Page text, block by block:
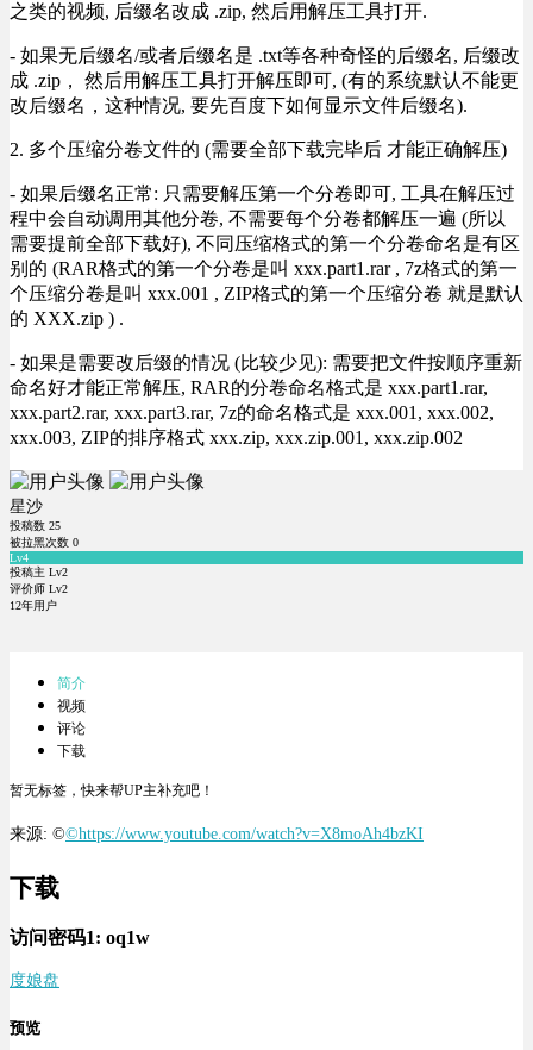
之类的视频, 后缀名改成 .zip, 然后用解压工具打开.
- 如果无后缀名/或者后缀名是 .txt等各种奇怪的后缀名, 后缀改
成 .zip， 然后用解压工具打开解压即可, (有的系统默认不能更
改后缀名，这种情况, 要先百度下如何显示文件后缀名).
2. 多个压缩分卷文件的 (需要全部下载完毕后 才能正确解压)
- 如果后缀名正常: 只需要解压第一个分卷即可, 工具在解压过
程中会自动调用其他分卷, 不需要每个分卷都解压一遍 (所以
需要提前全部下载好), 不同压缩格式的第一个分卷命名是有区
别的 (RAR格式的第一个分卷是叫 xxx.part1.rar , 7z格式的第一
个压缩分卷是叫 xxx.001 , ZIP格式的第一个压缩分卷 就是默认
的 XXX.zip ) .
- 如果是需要改后缀的情况 (比较少见): 需要把文件按顺序重新
命名好才能正常解压, RAR的分卷命名格式是 xxx.part1.rar,
xxx.part2.rar, xxx.part3.rar, 7z的命名格式是 xxx.001, xxx.002,
xxx.003, ZIP的排序格式 xxx.zip, xxx.zip.001, xxx.zip.002
星沙
投稿数 25
被拉黑次数 0
Lv4
投稿主 Lv2
评价师 Lv2
12年用户
简介
视频
评论
下载
暂无标签，快来帮UP主补充吧！
来源: ©©https://www.youtube.com/watch?v=X8moAh4bzKI
下载
访问密码1: oq1w
度娘盘
预览